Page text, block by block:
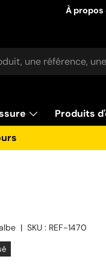
À propos
Produits
|SKU : REF-1470